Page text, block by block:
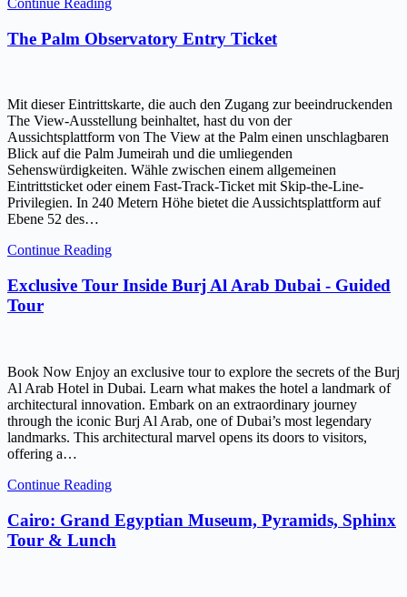
Continue Reading
The Palm Observatory Entry Ticket
Mit dieser Eintrittskarte, die auch den Zugang zur beeindruckenden
The View-Ausstellung beinhaltet, hast du von der
Aussichtsplattform von The View at the Palm einen unschlagbaren
Blick auf die Palm Jumeirah und die umliegenden
Sehenswürdigkeiten. Wähle zwischen einem allgemeinen
Eintrittsticket oder einem Fast-Track-Ticket mit Skip-the-Line-
Privilegien. In 240 Metern Höhe bietet die Aussichtsplattform auf
Ebene 52 des…
Continue Reading
Exclusive Tour Inside Burj Al Arab Dubai - Guided
Tour
Book Now Enjoy an exclusive tour to explore the secrets of the Burj
Al Arab Hotel in Dubai. Learn what makes the hotel a landmark of
architectural innovation. Embark on an extraordinary journey
through the iconic Burj Al Arab, one of Dubai’s most legendary
landmarks. This architectural marvel opens its doors to visitors,
offering a…
Continue Reading
Cairo: Grand Egyptian Museum, Pyramids, Sphinx
Tour & Lunch